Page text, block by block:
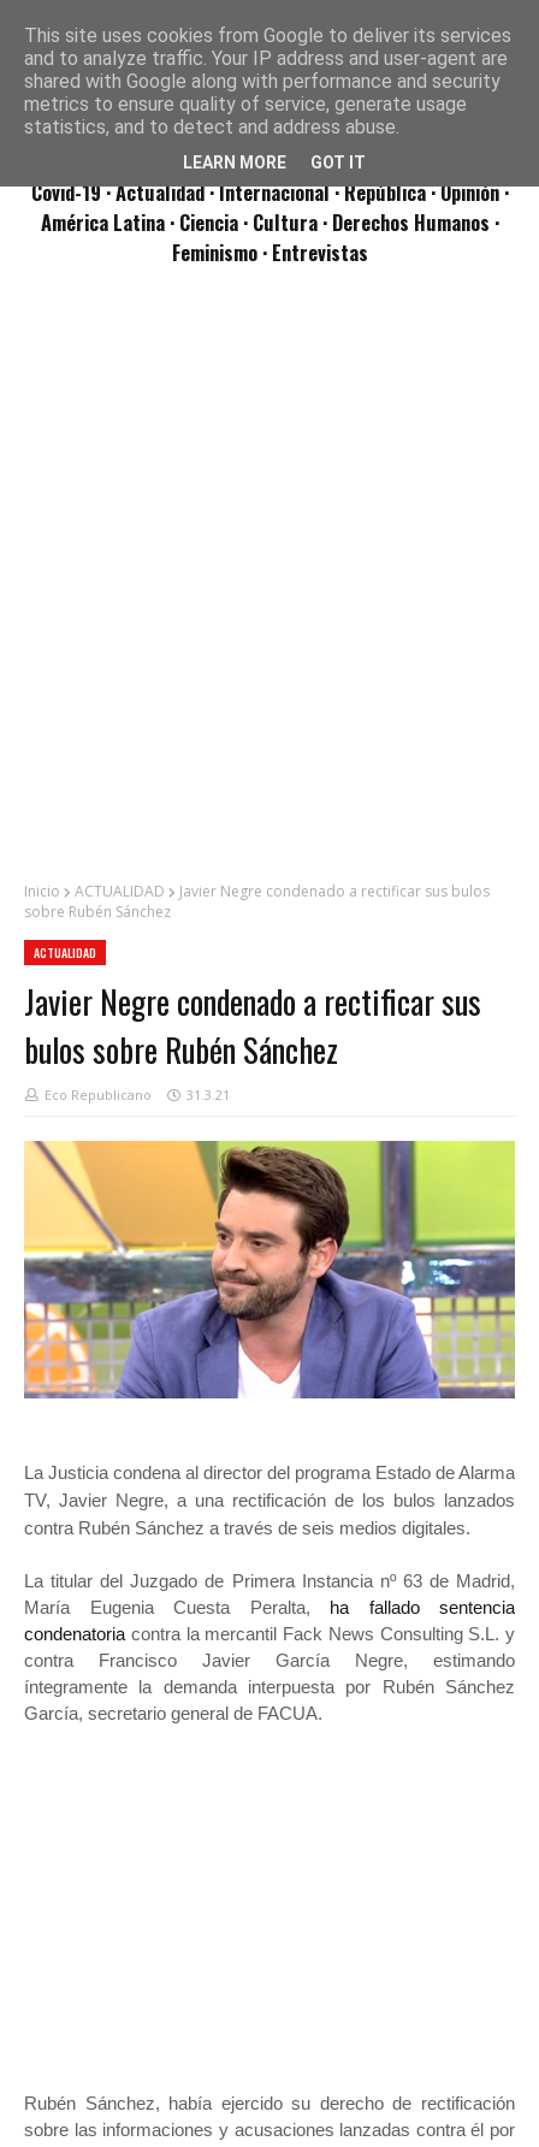
Covid-19· Actualidad· Internacional· República· Opinión·
América Latina · Ciencia · Cultura · Derechos Humanos ·
Feminismo · Entrevistas
Inicio ACTUALIDAD
Javier Negre condenado a rectificar sus bulos
sobre Rubén Sánchez
ACTUALIDAD
Javier Negre condenado a rectificar sus
bulos sobre Rubén Sánchez
Eco Republicano 31.3.21
La Justicia condena al director del programa Estado de Alarma
TV, Javier Negre, a una rectificación de los bulos lanzados
contra Rubén Sánchez a través de seis medios digitales.
La titular del Juzgado de Primera Instancia nº 63 de Madrid,
María Eugenia Cuesta Peralta, ha fallado sentencia
condenatoria contra la mercantil Fack News Consulting S.L. y
contra Francisco Javier García Negre, estimando
íntegramente la demanda interpuesta por Rubén Sánchez
García, secretario general de FACUA.
Rubén Sánchez, había ejercido su derecho de rectificación
sobre las informaciones y acusaciones lanzadas contra él por
This site uses cookies from Google to deliver its services
and to analyze traffic. Your IP address and user-agent are
shared with Google along with performance and security
metrics to ensure quality of service, generate usage
statistics, and to detect and address abuse.
LEARN MORE GOT IT